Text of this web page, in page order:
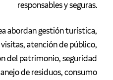
responsables y seguras.
abordan gestión turística,
atención de público,
del patrimonio, seguridad
de residuos, consumo